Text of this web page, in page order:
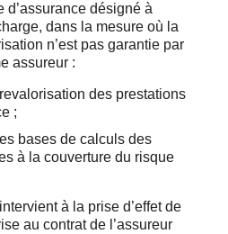
d’assurance désigné à
dans la mesure où la
n’est pas garantie par
assureur :
des prestations
;
bases de calculs des
à la couverture du risque
à la prise d’effet de
au contrat de l’assureur